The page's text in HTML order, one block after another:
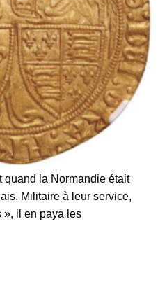
quand la Normandie était
Militaire à leur service,
», il en paya les